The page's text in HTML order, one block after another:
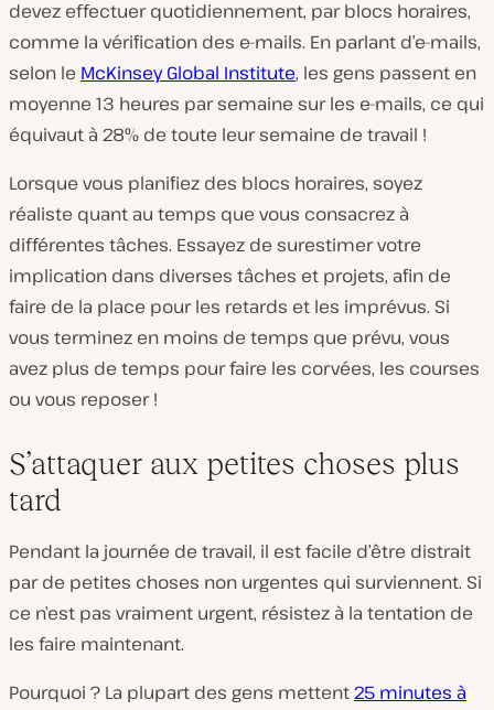
devez effectuer quotidiennement, par blocs horaires,
comme la vérification des e-mails. En parlant d’e-mails,
selon le McKinsey Global Institute, les gens passent en
moyenne 13 heures par semaine sur les e-mails, ce qui
équivaut à 28% de toute leur semaine de travail !
Lorsque vous planifiez des blocs horaires, soyez
réaliste quant au temps que vous consacrez à
différentes tâches. Essayez de surestimer votre
implication dans diverses tâches et projets, afin de
faire de la place pour les retards et les imprévus. Si
vous terminez en moins de temps que prévu, vous
avez plus de temps pour faire les corvées, les courses
ou vous reposer !
S’attaquer aux petites choses plus
tard
Pendant la journée de travail, il est facile d’être distrait
par de petites choses non urgentes qui surviennent. Si
ce n’est pas vraiment urgent, résistez à la tentation de
les faire maintenant.
Pourquoi ? La plupart des gens mettent25 minutes à